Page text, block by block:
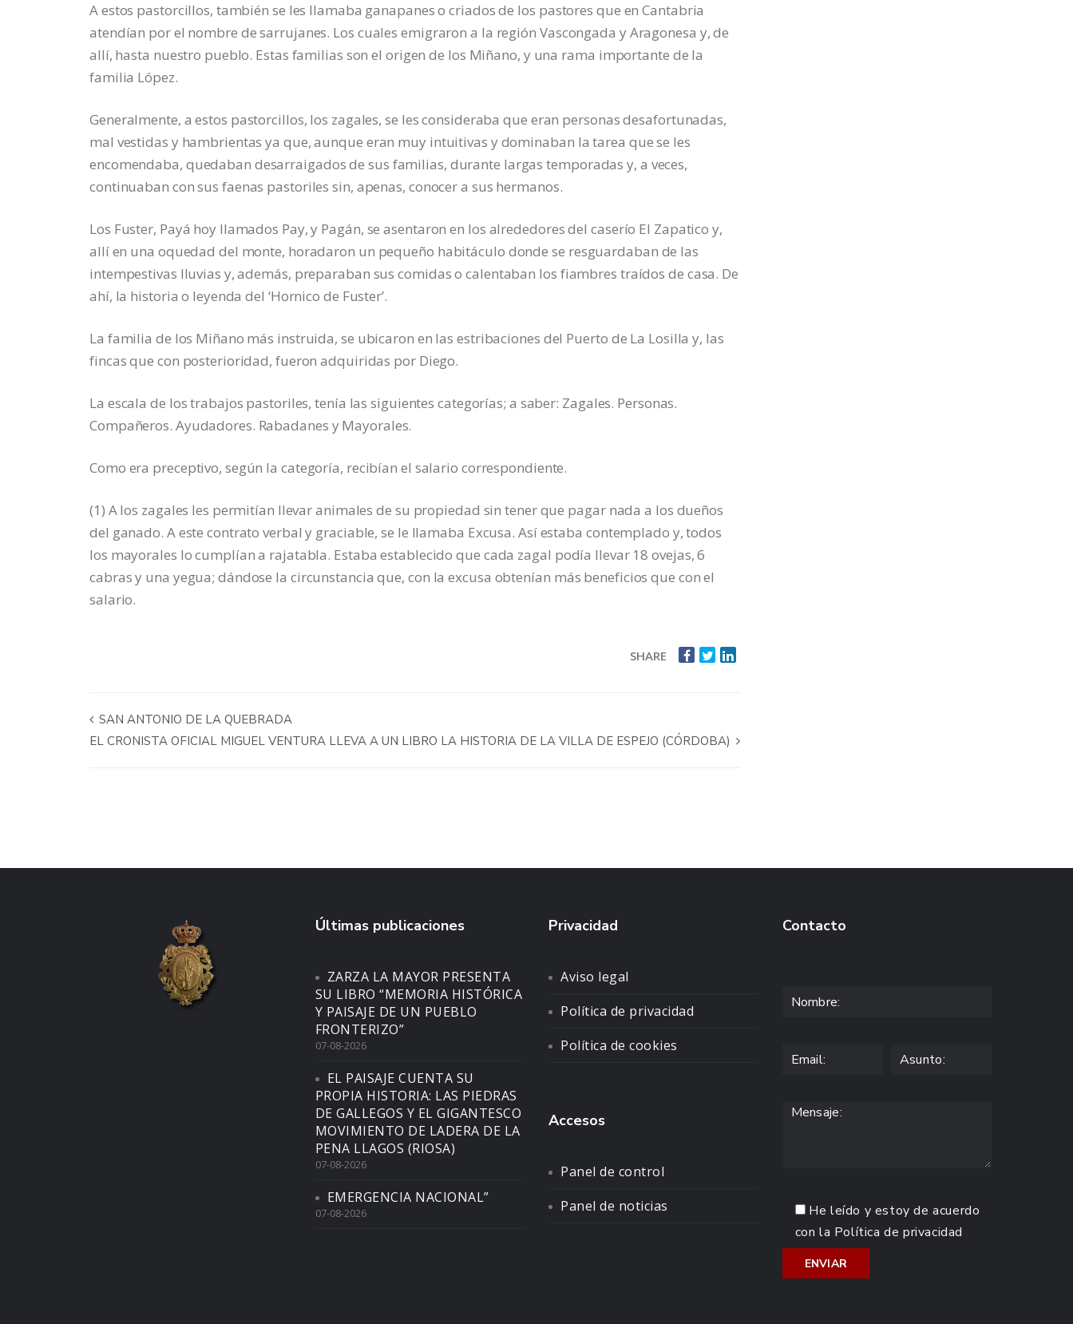
A estos pastorcillos, también se les llamaba ganapanes o criados de los pastores que en Cantabria
atendían por el nombre de sarrujanes. Los cuales emigraron a la región Vascongada y Aragonesa y, de
allí, hasta nuestro pueblo. Estas familias son el origen de los Miñano, y una rama importante de la
familia López.
Generalmente, a estos pastorcillos, los zagales, se les consideraba que eran personas desafortunadas,
mal vestidas y hambrientas ya que, aunque eran muy intuitivas y dominaban la tarea que se les
encomendaba, quedaban desarraigados de sus familias, durante largas temporadas y, a veces,
continuaban con sus faenas pastoriles sin, apenas, conocer a sus hermanos.
Los Fuster, Payá hoy llamados Pay, y Pagán, se asentaron en los alrededores del caserío El Zapatico y,
allí en una oquedad del monte, horadaron un pequeño habitáculo donde se resguardaban de las
intempestivas lluvias y, además, preparaban sus comidas o calentaban los fiambres traídos de casa. De
ahí, la historia o leyenda del ‘Hornico de Fuster’.
La familia de los Miñano más instruida, se ubicaron en las estribaciones del Puerto de La Losilla y, las
fincas que con posterioridad, fueron adquiridas por Diego.
La escala de los trabajos pastoriles, tenía las siguientes categorías; a saber: Zagales. Personas.
Compañeros. Ayudadores. Rabadanes y Mayorales.
Como era preceptivo, según la categoría, recibían el salario correspondiente.
(1) A los zagales les permitían llevar animales de su propiedad sin tener que pagar nada a los dueños
del ganado. A este contrato verbal y graciable, se le llamaba Excusa. Así estaba contemplado y, todos
los mayorales lo cumplían a rajatabla. Estaba establecido que cada zagal podía llevar 18 ovejas, 6
cabras y una yegua; dándose la circunstancia que, con la excusa obtenían más beneficios que con el
salario.
SHARE
SAN ANTONIO DE LA QUEBRADA
EL CRONISTA OFICIAL MIGUEL VENTURA LLEVA A UN LIBRO LA HISTORIA DE LA VILLA DE ESPEJO (CÓRDOBA)
Últimas publicaciones
ZARZA LA MAYOR PRESENTA
SU LIBRO “MEMORIA HISTÓRICA
Y PAISAJE DE UN PUEBLO
FRONTERIZO”
07-08-2026
EL PAISAJE CUENTA SU
PROPIA HISTORIA: LAS PIEDRAS
DE GALLEGOS Y EL GIGANTESCO
MOVIMIENTO DE LADERA DE LA
PENA LLAGOS (RIOSA)
07-08-2026
EMERGENCIA NACIONAL”
07-08-2026
Privacidad
Aviso legal
Política de privacidad
Política de cookies
Accesos
Panel de control
Panel de noticias
Contacto
He leído y estoy de acuerdo
con la Política de privacidad